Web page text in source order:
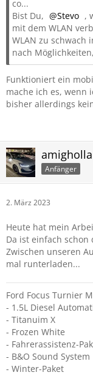
co...
Bist Du,
Stevo ,
mit dem WLAN
WLAN zu schwach
nach
Funktioniert ein
mache ich es, wenn
bisher allerdings
amigholla
Anfänger
2. März 2023
Heute hat mein
Da ist einfach
Zwischen unseren
mal runterladen...
Ford Focus Turnier
- 1.5L Diesel
- Titanuim X
- Frozen White
- Fahrerassistenz-
- B&O Sound System
- Winter-Paket